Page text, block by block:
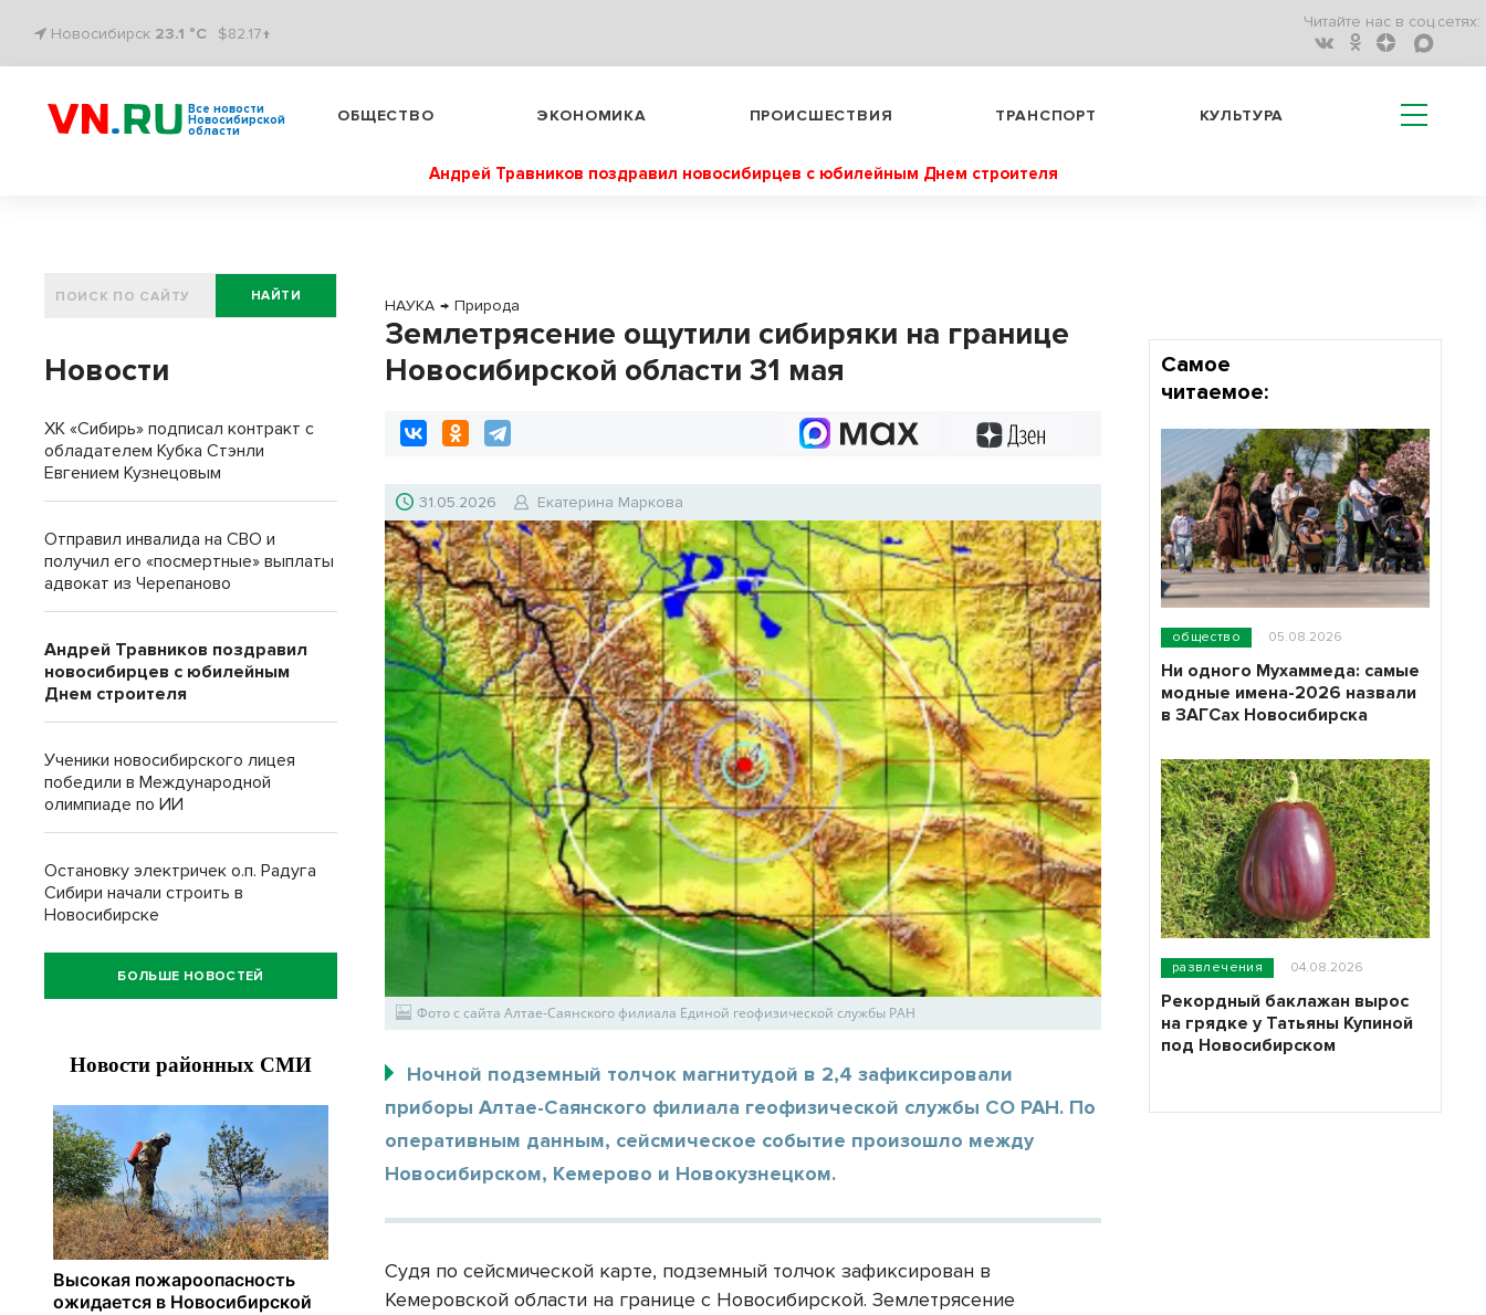
Новосибирск 23.1 °C $82.17↑
Читайте нас в соц.сетях:
Все новости
Новосибирской
области
ОБЩЕСТВО ЭКОНОМИКА ПРОИСШЕСТВИЯ ТРАНСПОРТ КУЛЬТУРА
Андрей Травников поздравил новосибирцев с юбилейным Днем строителя
НАУКА → Природа
Землетрясение ощутили сибиряки на границе
Новосибирской области 31 мая
31.05.2026 Екатерина Маркова
Фото с сайта Алтае-Саянского филиала Единой геофизической службы РАН
Ночной подземный толчок магнитудой в 2,4 зафиксировали
приборы Алтае-Саянского филиала геофизической службы СО РАН. По
оперативным данным, сейсмическое событие произошло между
Новосибирском, Кемерово и Новокузнецком.
Судя по сейсмической карте, подземный толчок зафиксирован в
Кемеровской области на границе с Новосибирской. Землетрясение
НАЙТИ
Новости
ХК «Сибирь» подписал контракт с
обладателем Кубка Стэнли
Евгением Кузнецовым
Отправил инвалида на СВО и
получил его «посмертные» выплаты
адвокат из Черепаново
Андрей Травников поздравил
новосибирцев с юбилейным
Днем строителя
Ученики новосибирского лицея
победили в Международной
олимпиаде по ИИ
Остановку электричек о.п. Радуга
Сибири начали строить в
Новосибирске
БОЛЬШЕ НОВОСТЕЙ
Самое
читаемое:
общество 05.08.2026
Ни одного Мухаммеда: самые
модные имена-2026 назвали
в ЗАГСах Новосибирска
развлечения 04.08.2026
Рекордный баклажан вырос
на грядке у Татьяны Купиной
под Новосибирском